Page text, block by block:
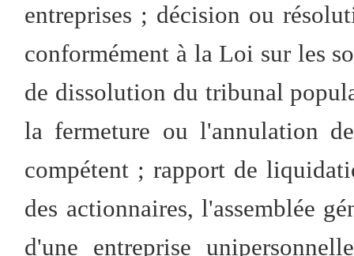
entreprises ; décision ou
conformément à la Loi sur les
de dissolution du tribunal
la fermeture ou l'annulation
compétent ; rapport de
des actionnaires, l'assemblée
d'une entreprise